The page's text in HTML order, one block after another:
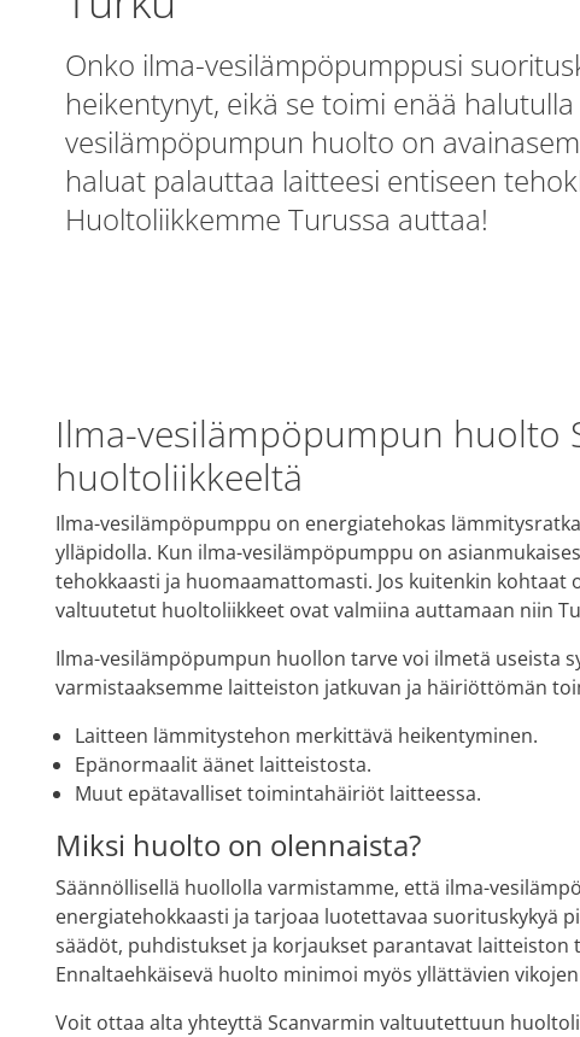
Onko ilma-vesilämpöpumppusi
heikentynyt, eikä se toimi enää halutulla
vesilämpöpumpun huolto on
haluat palauttaa laitteesi entiseen
Huoltoliikkemme Turussa auttaa!
Ilma-vesilämpöpumpun huolto
huoltoliikkeeltä
Ilma-vesilämpöpumppu on energiatehokas
ylläpidolla. Kun ilma-vesilämpöpumppu on
tehokkaasti ja huomaamattomasti. Jos kuitenkin
valtuutetut huoltoliikkeet ovat valmiina auttamaan niin
Ilma-vesilämpöpumpun huollon tarve voi ilmetä useista
varmistaaksemme laitteiston jatkuvan ja häiriöttömän
Laitteen lämmitystehon merkittävä heikentyminen.
Epänormaalit äänet laitteistosta.
Muut epätavalliset toimintahäiriöt laitteessa.
Miksi huolto on olennaista?
Säännöllisellä huollolla varmistamme, että ilma-
energiatehokkaasti ja tarjoaa luotettavaa suorituskykyä
säädöt, puhdistukset ja korjaukset parantavat
Ennaltaehkäisevä huolto minimoi myös yllättävien
Voit ottaa alta yhteyttä Scanvarmin valtuutettuun